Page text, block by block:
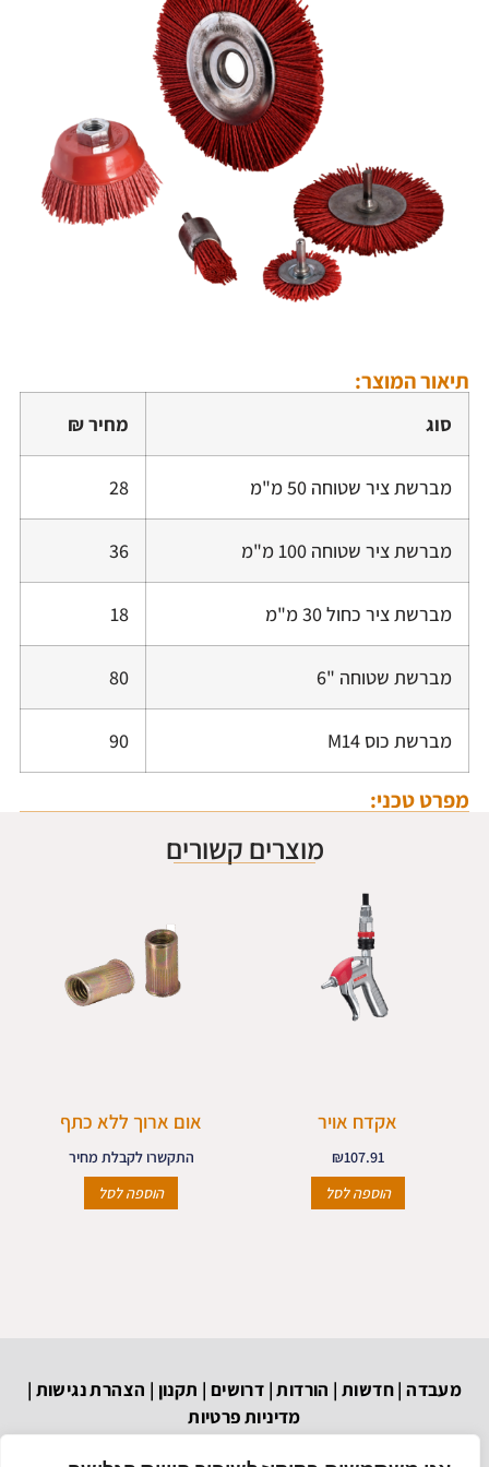
תיאור המוצר:
סוג מחיר ₪
מברשת ציר שטוחה 50 מ"מ 28
מברשת ציר שטוחה 100 מ"מ 36
מברשת ציר כחול 30 מ"מ 18
מברשת שטוחה "6 80
מברשת כוס M14 90
מפרט טכני:
מוצרים קשורים
אקדח אויר
₪107.91
הוספה לסל
אום ארוך ללא כתף
התקשרו לקבלת מחיר
הוספה לסל
מעבדה|חדשות| הורדות| דרושים | תקנון | הצהרת נגישות |
מדיניות פרטיות